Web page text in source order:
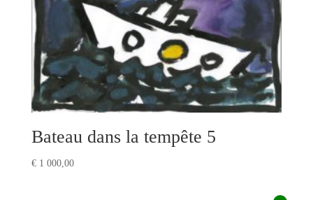
Bateau dans la tempête 5
€1 000,00